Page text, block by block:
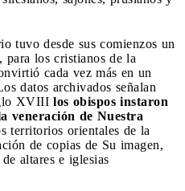
tuvo desde sus comienzos un
para los cristianos de la
cada vez más en un
datos archivados señalan
XVIII los obispos instaron
veneración de Nuestra
territorios orientales de la
de copias de Su imagen,
altares e iglesias